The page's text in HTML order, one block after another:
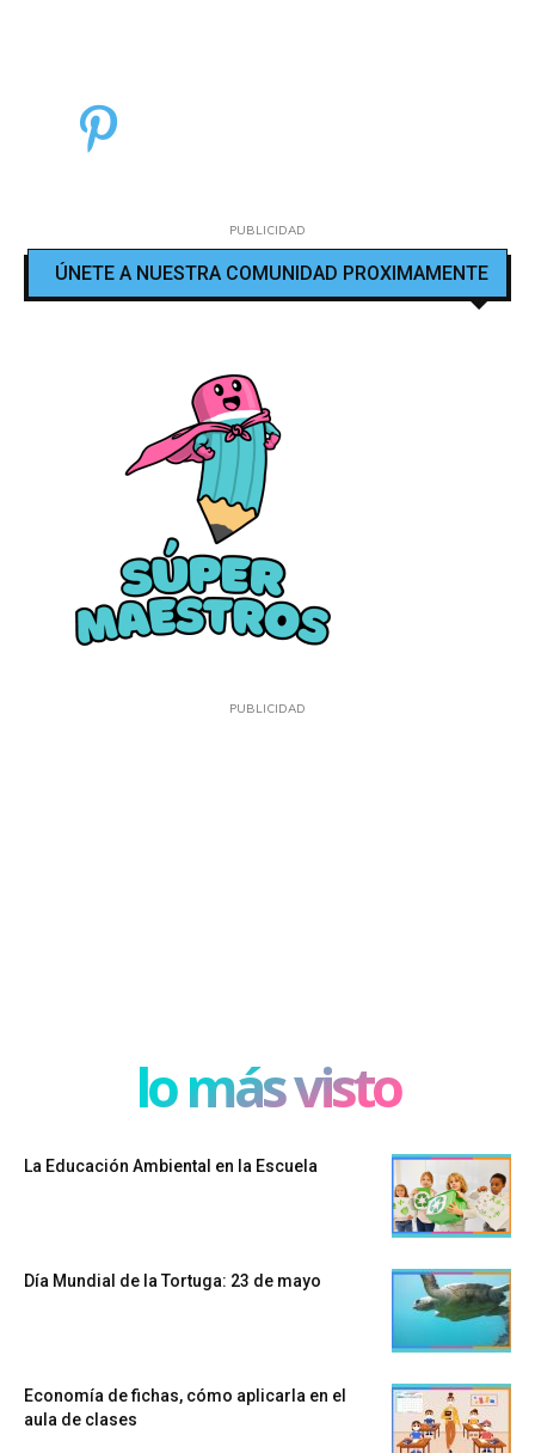
PUBLICIDAD
ÚNETE A NUESTRA COMUNIDAD PROXIMAMENTE
PUBLICIDAD
lo más visto
La Educación Ambiental en la Escuela
Día Mundial de la Tortuga: 23 de mayo
Economía de fichas, cómo aplicarla en el
aula de clases